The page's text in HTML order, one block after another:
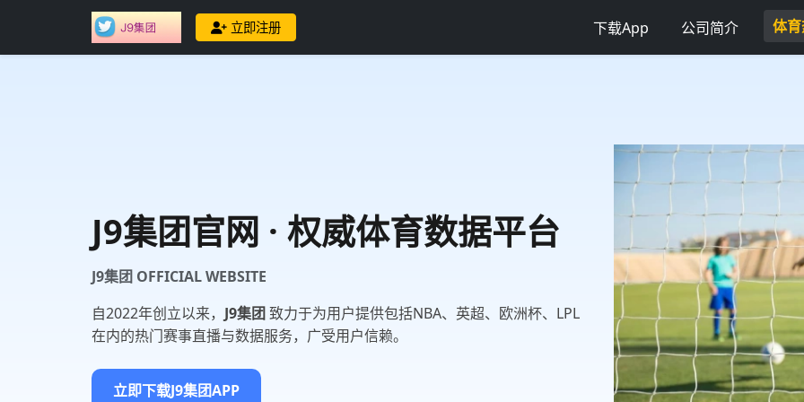
立即注册 下载App 公司简介 体
J9集团官网 · 权威体育数据平台
J9集团 OFFICIAL WEBSITE
自2022年创立以来， J9集团致力于为用户提供包括NBA、英超、欧洲杯、LPL
在内的热门赛事直播与数据服务，广受用户信赖。
立即下载J9集团APP